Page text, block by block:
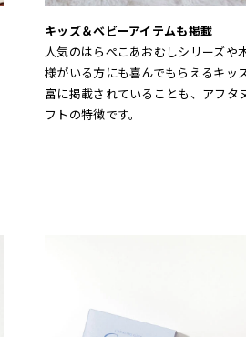
キッズ＆ベビーアイテムも掲載
人気のはらぺこあおむしシリーズや
様がいる方にも喜んでもらえるキッ
富に掲載されていることも、アフタ
フトの特徴です。